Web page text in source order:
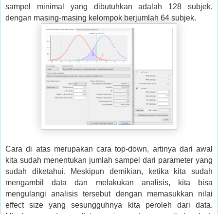
sampel minimal yang dibutuhkan adalah 128 subjek,
dengan masing-masing kelompok berjumlah 64 subjek.
Cara di atas merupakan cara top-down, artinya dari awal
kita sudah menentukan jumlah sampel dari parameter yang
sudah diketahui. Meskipun demikian, ketika kita sudah
mengambil data dan melakukan analisis, kita bisa
mengulangi analisis tersebut dengan memasukkan nilai
effect size yang sesungguhnya kita peroleh dari data.